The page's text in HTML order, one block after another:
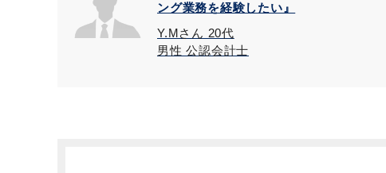
ング業務を経験したい』
Y.Mさん 20代
男性 公認会計士